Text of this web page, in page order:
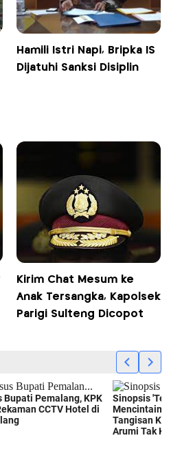
Hamili Istri Napi, Bripka IS
Dijatuhi Sanksi Disiplin
Kirim Chat Mesum ke
Anak Tersangka, Kapolsek
Parigi Sulteng Dicopot